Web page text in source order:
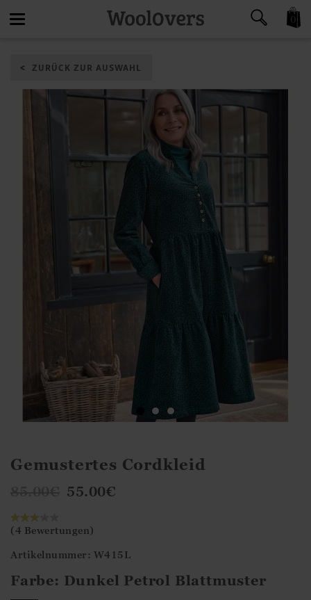
navigation
ZURÜCK ZUR AUSWAHL
Gemustertes Cordkleid
55.00€
(4 Bewertungen)
Artikelnummer: W415L
Farbe: Dunkel Petrol Blattmuster